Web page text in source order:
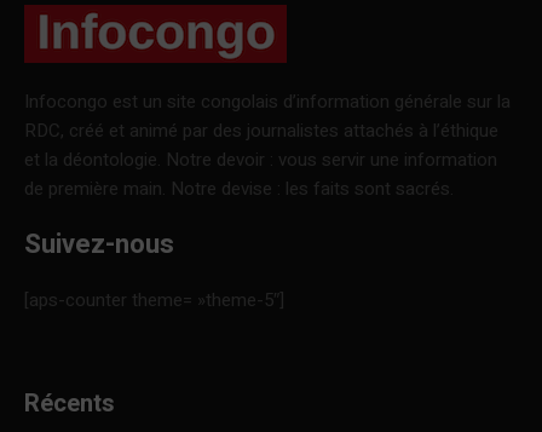
Infocongo est un site congolais d’information générale sur la
RDC, créé et animé par des journalistes attachés à l’éthique
et la déontologie. Notre devoir : vous servir une information
de première main. Notre devise : les faits sont sacrés.
Suivez-nous
[aps-counter theme= »theme-5″]
Récents